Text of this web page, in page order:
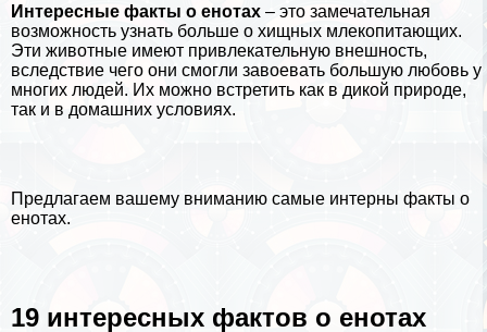
Интересные факты о енотах – это замечательная
возможность узнать больше о хищных млекопитающих.
Эти животные имеют привлекательную внешность,
вследствие чего они смогли завоевать большую любовь у
многих людей. Их можно встретить как в дикой природе,
так и в домашних условиях.
Предлагаем вашему вниманию самые интерны факты о
енотах.
19 интересных фактов о енотах